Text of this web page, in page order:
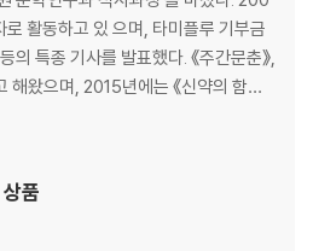
성하지 못했는가?’라는 지적에 대응할 수
아니라 의사조차 한번 먹기 시작하면 평
는 과연 평생 약을 먹어야만 살아갈 수
대해 5명의 의사들의 이야기를 들어본
약이 있습니다
필요는 없습니다
을 부추깁니다
니다
니다
까요?
활동하고 있 으며, 타미플루 기부금
의 특종 기사를 발표했다. 《주간문춘》,
해왔으며, 2015년에는 《신약의 함정
》으로 제4회 일본의학저널리스트협
지은 책으로 《의학부》, 《도쿄대 의학
품